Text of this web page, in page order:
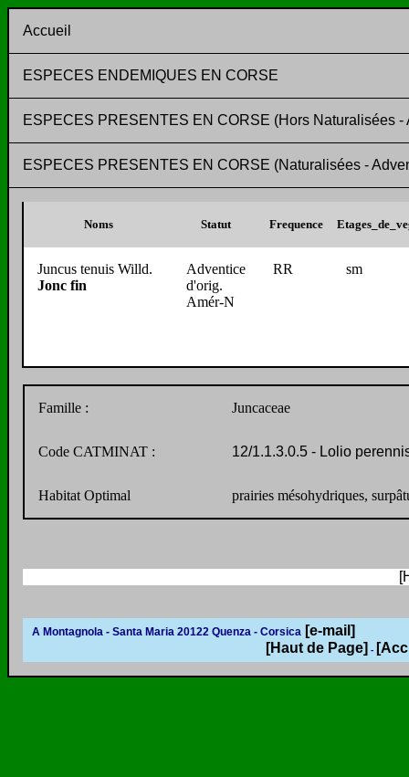
Accueil
ESPECES ENDEMIQUES EN CORSE
ESPECES PRESENTES EN CORSE (Hors Naturalisées
ESPECES PRESENTES EN CORSE (Naturalisées -
Noms Statut Frequence
Juncus tenuis Willd.
Jonc fin
Adventice
d'orig.
Amér-N
RR sm
Famille : Juncaceae
Code CATMINAT : 12/1.1.3.0.5 - Lolio
Habitat Optimal prairies mésohydriques,
A Montagnola - Santa Maria 20122 Quenza - Corsica [e-mail]
[Haut de Page] -